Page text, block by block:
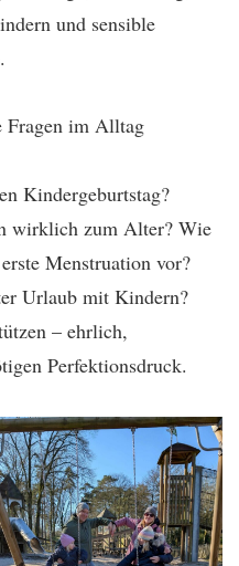
und sensible
im Alltag
Kindergeburtstag?
wirklich zum Alter? Wie
Menstruation vor?
Urlaub mit Kindern?
– ehrlich,
Perfektionsdruck.